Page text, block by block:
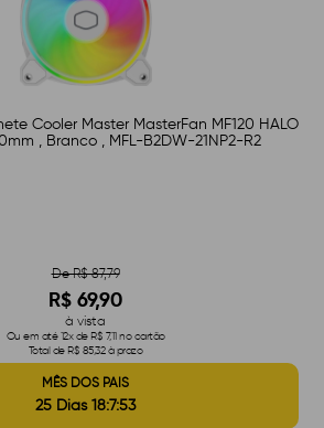
Cooler Master MasterFan MF120 HALO
, Branco , MFL-B2DW-21NP2-R2
De R$ 87,79
R$ 69,90
à vista
Ou em até 12x de R$ 7,11 no cartão
Total de R$ 85,32 à prazo
MÊS DOS PAIS
25 Dias 18:7:52